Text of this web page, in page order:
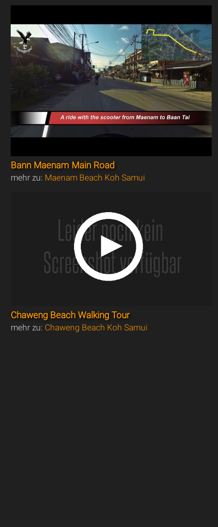
Bann Maenam Main Road
mehr zu: Maenam Beach Koh Samui
Chaweng Beach Walking Tour
mehr zu: Chaweng Beach Koh Samui